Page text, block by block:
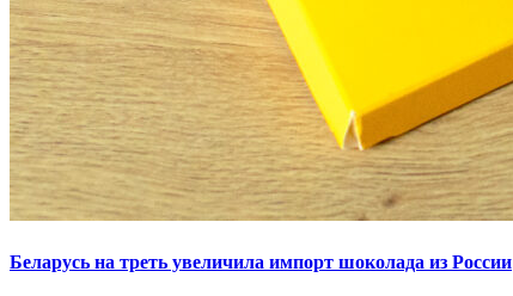
Беларусь на треть увеличила импорт шоколада из России